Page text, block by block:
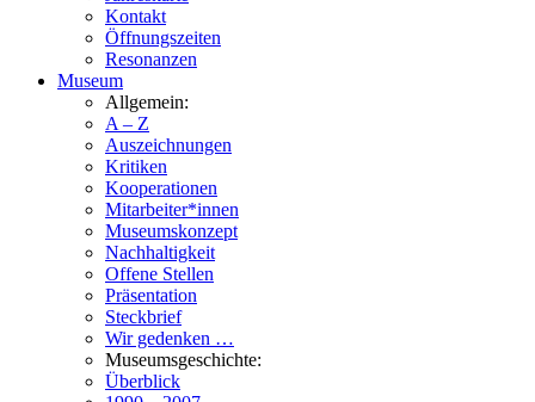
Kontakt
Öffnungszeiten
Resonanzen
Museum
Allgemein:
A – Z
Auszeichnungen
Kritiken
Kooperationen
Mitarbeiter*innen
Museumskonzept
Nachhaltigkeit
Offene Stellen
Präsentation
Steckbrief
Wir gedenken …
Museumsgeschichte:
Überblick